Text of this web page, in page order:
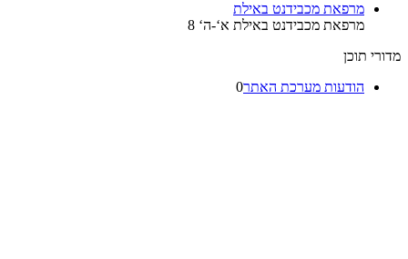
מרפאת מכבידנט באילת
מרפאת מכבידנט באילת א‘-ה‘ 8
מדורי תוכן
הודעות מערכת האתר0